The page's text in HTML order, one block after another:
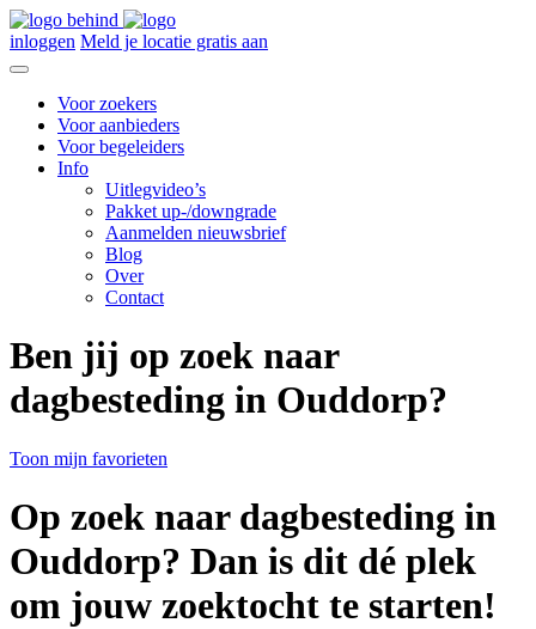
inloggen Meld je locatie gratis aan
Voor zoekers
Voor aanbieders
Voor begeleiders
Info
Uitlegvideo’s
Pakket up-/downgrade
Aanmelden nieuwsbrief
Blog
Over
Contact
Ben jij op zoek naar
dagbesteding in Ouddorp?
Toon mijn favorieten
Op zoek naar dagbesteding in
Ouddorp? Dan is dit dé plek
om jouw zoektocht te starten!